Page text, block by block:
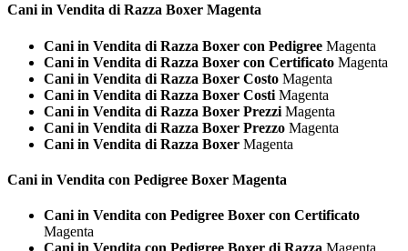
Cani in Vendita di Razza Boxer Magenta
Cani in Vendita di Razza Boxer con Pedigree Magenta
Cani in Vendita di Razza Boxer con Certificato Magenta
Cani in Vendita di Razza Boxer Costo Magenta
Cani in Vendita di Razza Boxer Costi Magenta
Cani in Vendita di Razza Boxer Prezzi Magenta
Cani in Vendita di Razza Boxer Prezzo Magenta
Cani in Vendita di Razza Boxer Magenta
Cani in Vendita con Pedigree Boxer Magenta
Cani in Vendita con Pedigree Boxer con Certificato
Magenta